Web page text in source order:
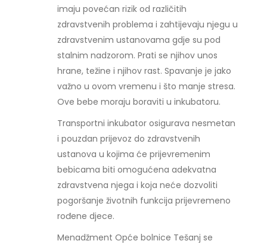
imaju povećan rizik od različitih
zdravstvenih problema i zahtijevaju njegu u
zdravstvenim ustanovama gdje su pod
stalnim nadzorom. Prati se njihov unos
hrane, težine i njihov rast. Spavanje je jako
važno u ovom vremenu i što manje stresa.
Ove bebe moraju boraviti u inkubatoru.
Transportni inkubator osigurava nesmetan
i pouzdan prijevoz do zdravstvenih
ustanova u kojima će prijevremenim
bebicama biti omogućena adekvatna
zdravstvena njega i koja neće dozvoliti
pogoršanje životnih funkcija prijevremeno
rođene djece.
Menadžment Opće bolnice Tešanj se